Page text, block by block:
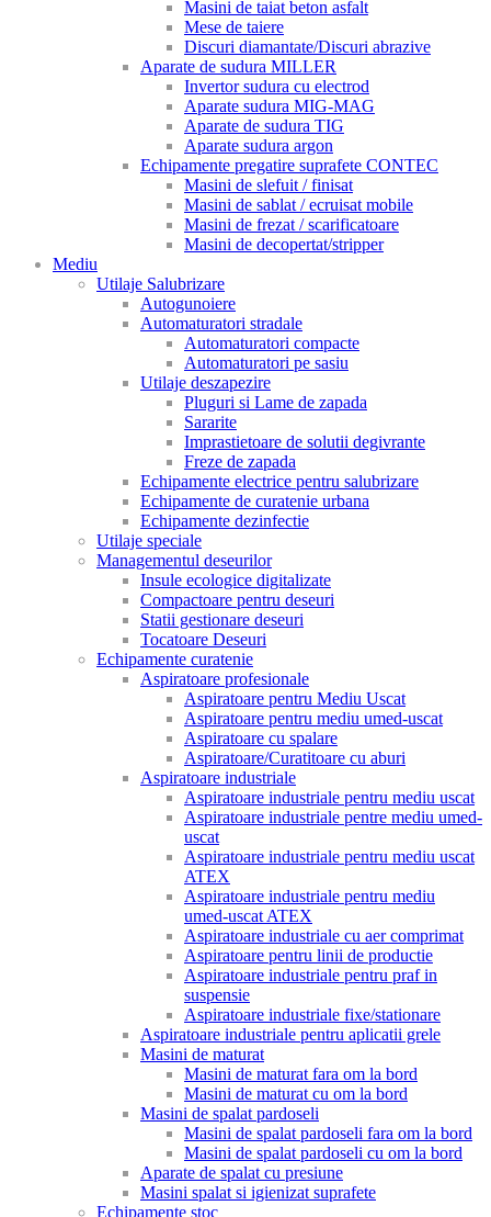
Masini de taiat beton asfalt
Mese de taiere
Discuri diamantate/Discuri abrazive
Aparate de sudura MILLER
Invertor sudura cu electrod
Aparate sudura MIG-MAG
Aparate de sudura TIG
Aparate sudura argon
Echipamente pregatire suprafete CONTEC
Masini de slefuit / finisat
Masini de sablat / ecruisat mobile
Masini de frezat / scarificatoare
Masini de decopertat/stripper
Mediu
Utilaje Salubrizare
Autogunoiere
Automaturatori stradale
Automaturatori compacte
Automaturatori pe sasiu
Utilaje deszapezire
Pluguri si Lame de zapada
Sararite
Imprastietoare de solutii degivrante
Freze de zapada
Echipamente electrice pentru salubrizare
Echipamente de curatenie urbana
Echipamente dezinfectie
Utilaje speciale
Managementul deseurilor
Insule ecologice digitalizate
Compactoare pentru deseuri
Statii gestionare deseuri
Tocatoare Deseuri
Echipamente curatenie
Aspiratoare profesionale
Aspiratoare pentru Mediu Uscat
Aspiratoare pentru mediu umed-uscat
Aspiratoare cu spalare
Aspiratoare/Curatitoare cu aburi
Aspiratoare industriale
Aspiratoare industriale pentru mediu uscat
Aspiratoare industriale pentre mediu umed-
uscat
Aspiratoare industriale pentru mediu uscat
ATEX
Aspiratoare industriale pentru mediu
umed-uscat ATEX
Aspiratoare industriale cu aer comprimat
Aspiratoare pentru linii de productie
Aspiratoare industriale pentru praf in
suspensie
Aspiratoare industriale fixe/stationare
Aspiratoare industriale pentru aplicatii grele
Masini de maturat
Masini de maturat fara om la bord
Masini de maturat cu om la bord
Masini de spalat pardoseli
Masini de spalat pardoseli fara om la bord
Masini de spalat pardoseli cu om la bord
Aparate de spalat cu presiune
Masini spalat si igienizat suprafete
Echipamente stoc